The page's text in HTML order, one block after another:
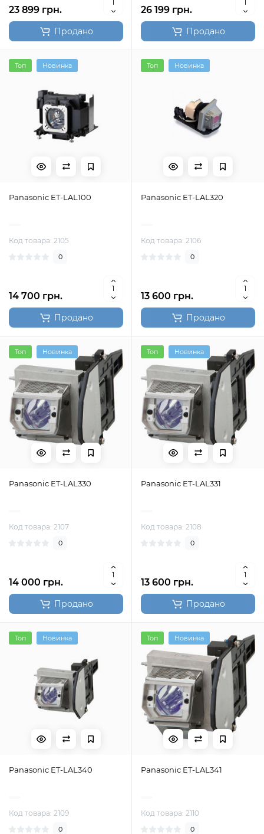
23 899 грн.
Продано
26 199 грн.
Продано
Топ Новинка
Panasonic ET-LAL100
Код товара: 2105
0
14 700 грн.
Продано
Топ Новинка
Panasonic ET-LAL320
Код товара: 2106
0
13 600 грн.
Продано
Топ Новинка
Panasonic ET-LAL330
Код товара: 2107
0
14 000 грн.
Продано
Топ Новинка
Panasonic ET-LAL331
Код товара: 2108
0
13 600 грн.
Продано
Топ Новинка
Panasonic ET-LAL340
Код товара: 2109
0
Топ Новинка
Panasonic ET-LAL341
Код товара: 2110
0